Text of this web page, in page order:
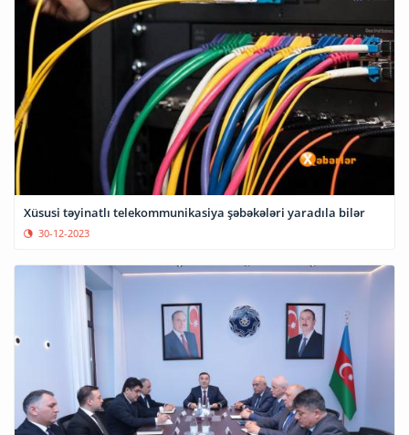
Xüsusi təyinatlı telekommunikasiya şəbəkələri yaradıla bilər
30-12-2023